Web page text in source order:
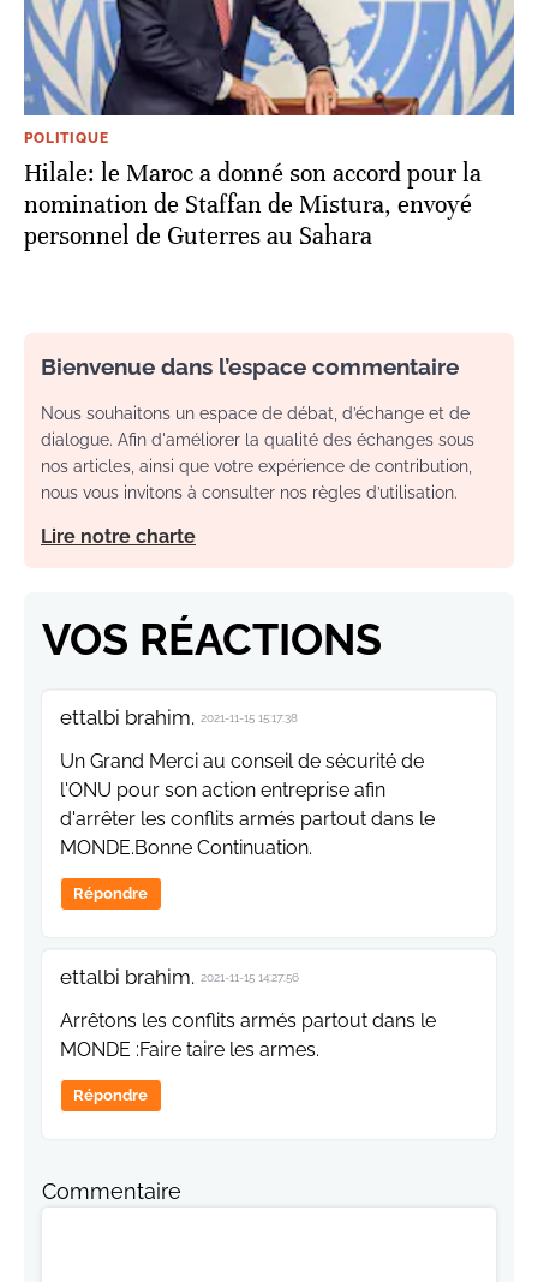
POLITIQUE
Hilale: le Maroc a donné son accord pour la
nomination de Staffan de Mistura, envoyé
personnel de Guterres au Sahara
Bienvenue dans l’espace commentaire
Nous souhaitons un espace de débat, d’échange et de
dialogue. Afin d'améliorer la qualité des échanges sous
nos articles, ainsi que votre expérience de contribution,
nous vous invitons à consulter nos règles d’utilisation.
Lire notre charte
VOS RÉACTIONS
ettalbi brahim. 2021-11-15 15:17:38
Un Grand Merci au conseil de sécurité de
l'ONU pour son action entreprise afin
d'arrêter les conflits armés partout dans le
MONDE.Bonne Continuation.
Répondre
ettalbi brahim. 2021-11-15 14:27:56
Arrêtons les conflits armés partout dans le
MONDE :Faire taire les armes.
Répondre
Commentaire